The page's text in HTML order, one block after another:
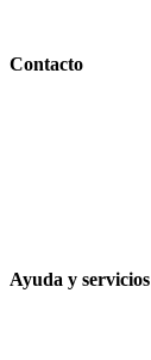
Contacto
Ayuda y servicios